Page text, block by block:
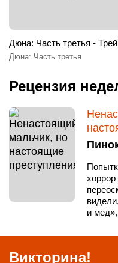
Дюна: Часть третья -
Дюна: Часть третья
Рецензия
и
Викторина!